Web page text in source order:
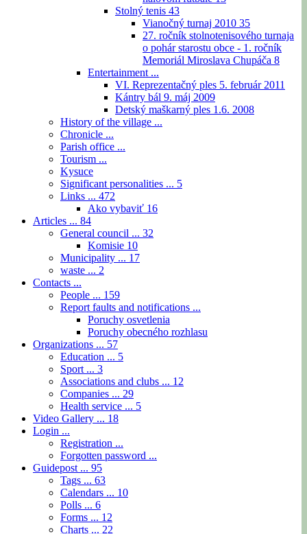
Stolný tenis 43
Vianočný turnaj 2010 35
27. ročník stolnotenisového turnaja
o pohár starostu obce - 1. ročník
Memoriál Miroslava Chupáča 8
Entertainment ...
VI. Reprezentačný ples 5. február 2011
Kántry bál 9. máj 2009
Detský maškarný ples 1.6. 2008
History of the village ...
Chronicle ...
Parish office ...
Tourism ...
Kysuce
Significant personalities ... 5
Links ... 472
Ako vybaviť 16
Articles ... 84
General council ... 32
Komisie 10
Municipality ... 17
waste ... 2
Contacts ...
People ... 159
Report faults and notifications ...
Poruchy osvetlenia
Poruchy obecného rozhlasu
Organizations ... 57
Education ... 5
Sport ... 3
Associations and clubs ... 12
Companies ... 29
Health service ... 5
Video Gallery ... 18
Login ...
Registration ...
Forgotten password ...
Guidepost ... 95
Tags ... 63
Calendars ... 10
Polls ... 6
Forms ... 12
Charts ... 22